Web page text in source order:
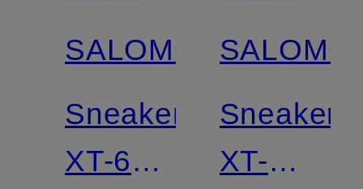
SALOMON
Sneaker
XT-6
Sneaker
XT-